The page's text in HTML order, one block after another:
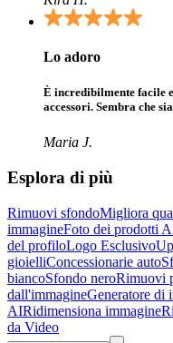
Lo adoro
È incredibilmente facile
accessori. Sembra che
Maria J.
Esplora di più
Rimuovi sfondoMigliora
immagineFoto dei prodotti
del profiloLogo Esclusivo
gioielliConcessionarie auto
biancoSfondo neroRimuovi
dall'immagineGeneratore di
AIRidimensiona immagine
da Video